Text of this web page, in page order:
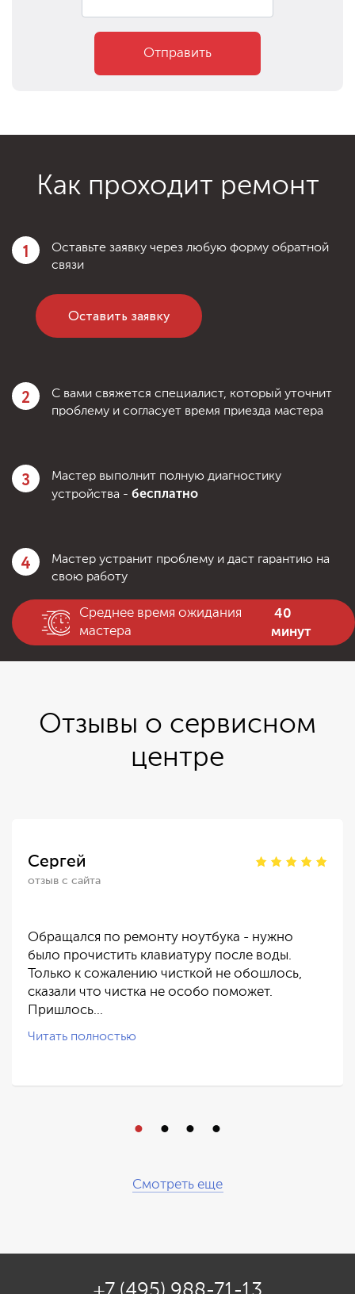
Отправить
Как проходит ремонт
1
Оставьте заявку через любую форму обратной
связи
Оставить заявку
2
С вами свяжется специалист, который уточнит
проблему и согласует время приезда мастера
3
Мастер выполнит полную диагностику
устройства - бесплатно
4
Мастер устранит проблему и даст гарантию на
свою работу
Среднее время ожидания
мастера
40
минут
Отзывы о сервисном
центре
Сергей
отзыв с сайта
Обращался по ремонту ноутбука - нужно
было прочистить клавиатуру после воды.
Только к сожалению чисткой не обошлось,
сказали что чистка не особо поможет.
Пришлось…
Читать полностью
Смотреть еще